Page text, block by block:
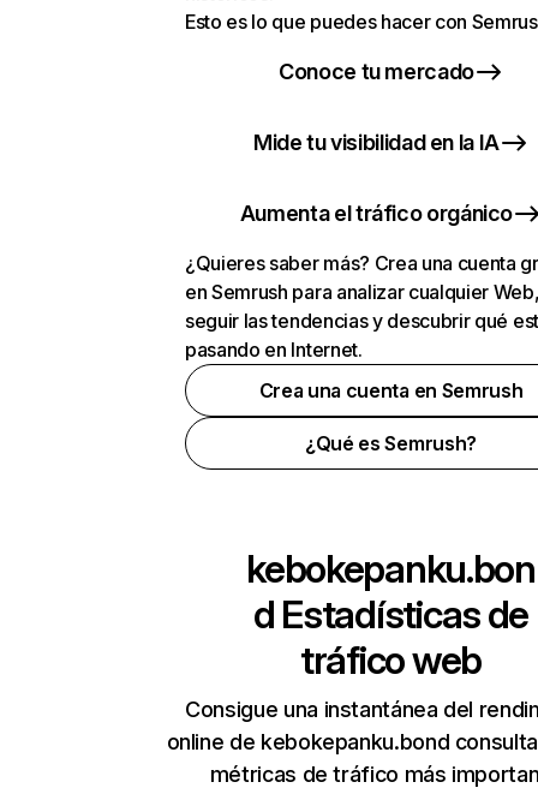
Esto es lo que puedes hacer con
Conoce tu mercado
Mide tu visibilidad en la IA
Aumenta el tráfico orgánico
¿Quieres saber más? Crea una cuenta
en Semrush para analizar cualquier
seguir las tendencias y descubrir qué
pasando en Internet.
Crea una cuenta en Semrush
¿Qué es Semrush?
kebokepanku.bon
d Estadísticas de
tráfico web
Consigue una instantánea del
online de kebokepanku.bond
métricas de tráfico más